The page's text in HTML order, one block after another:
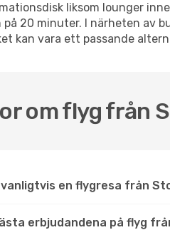
liksom lounger
20 minuter. I närheten av
kan vara ett passande
om flyg från
en flygresa från
erbjudandena på flyg